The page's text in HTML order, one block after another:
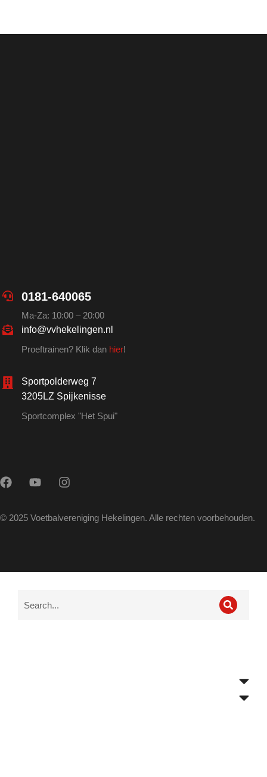
0181-640065
Ma-Za: 10:00 – 20:00
info@vvhekelingen.nl
Proeftrainen? Klik dan hier!
Sportpolderweg 7
3205LZ Spijkenisse
Sportcomplex "Het Spui"
© 2025 Voetbalvereniging Hekelingen. Alle rechten voorbehouden.